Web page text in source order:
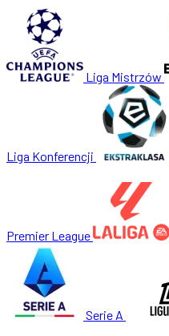
Liga Mistrzów
Liga Konferencji
Premier League
Serie A